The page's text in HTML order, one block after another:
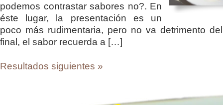
podemos contrastar sabores no?. En
éste lugar, la presentación es un
poco más rudimentaria, pero no va detrimento
final, el sabor recuerda a […]
Resultados siguientes »